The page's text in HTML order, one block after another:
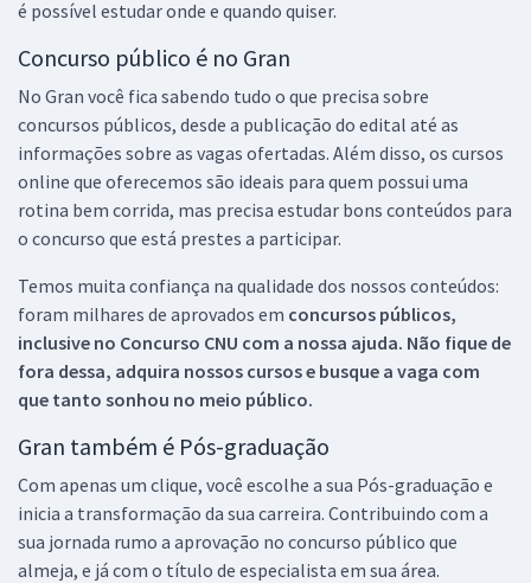
é possível estudar onde e quando quiser.
Concurso público é no Gran
No Gran você fica sabendo tudo o que precisa sobre
concursos públicos, desde a publicação do edital até as
informações sobre as vagas ofertadas. Além disso, os cursos
online que oferecemos são ideais para quem possui uma
rotina bem corrida, mas precisa estudar bons conteúdos para
o concurso que está prestes a participar.
Temos muita confiança na qualidade dos nossos conteúdos:
foram milhares de aprovados em concursos públicos,
inclusive no Concurso CNU com a nossa ajuda. Não fique de
fora dessa, adquira nossos cursos e busque a vaga com
que tanto sonhou no meio público.
Gran também é Pós-graduação
Com apenas um clique, você escolhe a sua Pós-graduação e
inicia a transformação da sua carreira. Contribuindo com a
sua jornada rumo a aprovação no concurso público que
almeja, e já com o título de especialista em sua área.